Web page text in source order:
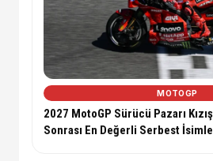
MOTOGP
2027 MotoGP Sürücü Pazarı
Sonrası En Değerli Serbest